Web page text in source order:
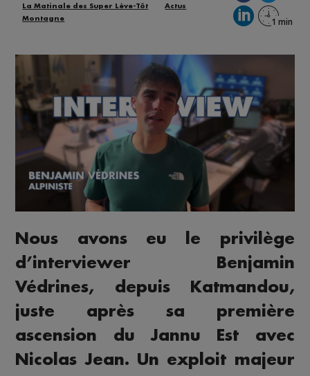
La Matinale des Super Lève-Tôt
Actus
Montagne
Nous avons eu le privilège
d’interviewer Benjamin
Védrines, depuis Katmandou,
juste après sa première
ascension du Jannu Est avec
Nicolas Jean. Un exploit majeur